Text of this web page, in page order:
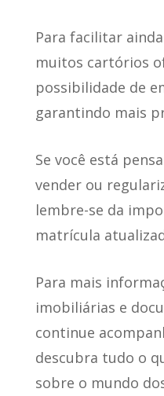
Para facilitar
muitos cartórios
possibilidade de
garantindo mais
Se você está
vender ou
lembre-se da
matrícula
Para mais
imobiliárias e
continue
descubra tudo o
sobre o mundo